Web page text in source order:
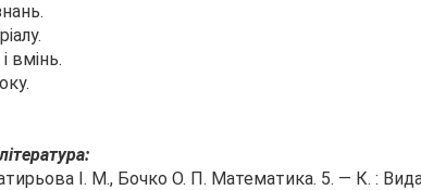
вмінь.
І. М., Бочко О. П. Математика. 5. — К. :